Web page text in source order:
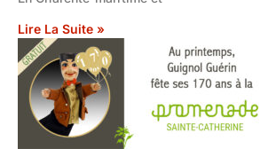
Lire La Suite »